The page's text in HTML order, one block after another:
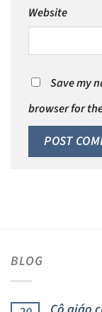
Website
Save my
browser for
BLOG